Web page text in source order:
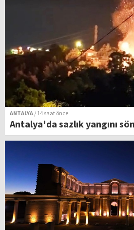
ANTALYA / 14 saat önce
Antalya'da sazlık yangını